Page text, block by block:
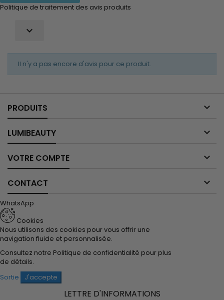
Politique de traitement des avis produits

Il n'y a pas encore d'avis pour ce produit.
PRODUITS 
LUMIBEAUTY 
VOTRE COMPTE 
CONTACT 
WhatsApp
Cookies
Nous utilisons des cookies pour vous offrir une
navigation fluide et personnalisée.
Consultez notre Politique de confidentialité pour plus
de détails.
Sortie
J'accepte
LETTRE D'INFORMATIONS